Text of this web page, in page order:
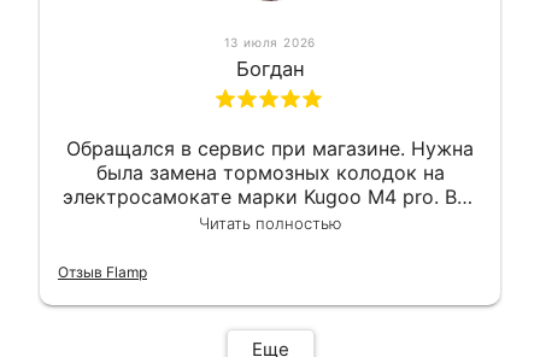
13 июля 2026
Богдан
Обращался в сервис при магазине. Нужна
была замена тормозных колодок на
электросамокате марки Kugoo M4 pro. Всё
сделали в лучшем виде и в максимально
гарантии, поэтому и обратился в этот
Читать полностью
Отзыв Flamp
Еще